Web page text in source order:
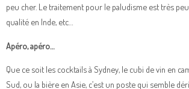
peu cher. Le traitement pour le paludisme est très
qualité en Inde, etc…
Apéro, apéro…
Que ce soit les cocktails à Sydney, le cubi de vin en
Sud, ou la bière en Asie, c’est un poste qui semble